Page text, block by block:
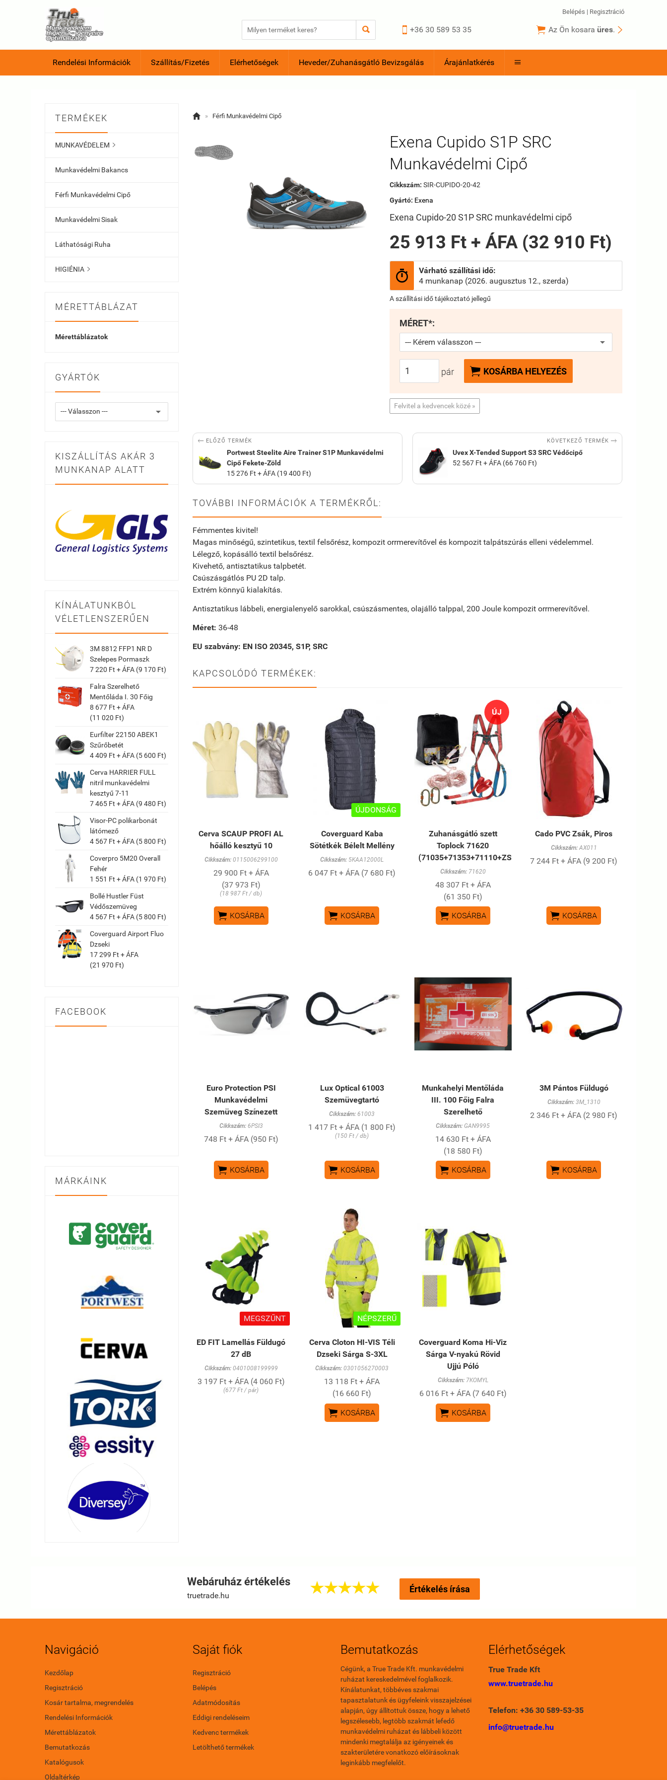
  +36 30 589 53 35  Az Ön kosara üres. 
Belépés | Regisztráció
Rendelési Információk Szállítás/Fizetés Elérhetőségek Heveder/Zuhanásgátló Bevizsgálás Árajánlatkérés 
TERMÉKEK
MUNKAVÉDELEM 
Munkavédelmi Bakancs
Férfi Munkavédelmi Cipő
Munkavédelmi Sisak
Láthatósági Ruha
HIGIÉNIA 
MÉRETTÁBLÁZAT
Mérettáblázatok
GYÁRTÓK
KISZÁLLÍTÁS AKÁR 3
MUNKANAP ALATT
KÍNÁLATUNKBÓL
VÉLETLENSZERŰEN
3M 8812 FFP1 NR D
Szelepes Pormaszk
7 220 Ft + ÁFA (9 170 Ft)
Falra Szerelhető
Mentőláda I. 30 Főig
8 677 Ft + ÁFA
(11 020 Ft)
Eurfilter 22150 ABEK1
Szűrőbetét
4 409 Ft + ÁFA (5 600 Ft)
Cerva HARRIER FULL
nitril munkavédelmi
kesztyű 7-11
7 465 Ft + ÁFA (9 480 Ft)
Visor-PC polikarbonát
látómező
4 567 Ft + ÁFA (5 800 Ft)
Coverpro 5M20 Overall
Fehér
1 551 Ft + ÁFA (1 970 Ft)
Bollé Hustler Füst
Védőszemüveg
4 567 Ft + ÁFA (5 800 Ft)
Coverguard Airport Fluo
Dzseki
17 299 Ft + ÁFA
(21 970 Ft)
FACEBOOK
MÁRKÁINK
 » Férfi Munkavédelmi Cipő
Exena Cupido S1P SRC
Munkavédelmi Cipő
Cikkszám: SIR-CUPIDO-20-42
Gyártó: Exena
Exena Cupido-20 S1P SRC munkavédelmi cipő
25 913 Ft + ÁFA (32 910 Ft)

Várható szállítási idő:
4 munkanap (2026. augusztus 12., szerda)
A szállítási idő tájékoztató jellegű
MÉRET*:
pár  KOSÁRBA HELYEZÉS
Felvitel a kedvencek közé »
 ELŐZŐ TERMÉK
Portwest Steelite Aire Trainer S1P Munkavédelmi
Cipő Fekete-Zöld
15 276 Ft + ÁFA (19 400 Ft)
KÖVETKEZŐ TERMÉK 
Uvex X-Tended Support S3 SRC Védőcipő
52 567 Ft + ÁFA (66 760 Ft)
TOVÁBBI INFORMÁCIÓK A TERMÉKRŐL:
Fémmentes kivitel!
Magas minőségű, szintetikus, textil felsőrész, kompozit orrmerevítővel és kompozit talpátszúrás elleni védelemmel.
Lélegző, kopásálló textil belsőrész.
Kivehető, antisztatikus talpbetét.
Csúszásgátlós PU 2D talp.
Extrém könnyű kialakítás.
Antisztatikus lábbeli, energialenyelő sarokkal, csúszásmentes, olajálló talppal, 200 Joule kompozit orrmerevítővel.
Méret: 36-48
EU szabvány: EN ISO 20345, S1P, SRC
KAPCSOLÓDÓ TERMÉKEK:
Cerva SCAUP PROFI AL
hőálló kesztyű 10
Cikkszám:0115006299100
29 900 Ft + ÁFA
(37 973 Ft)
(18 987 Ft / db)
 KOSÁRBA
ÚJDONSÁG
Coverguard Kaba
Sötétkék Bélelt Mellény
Cikkszám: 5KAA12000L
6 047 Ft + ÁFA (7 680 Ft)
 KOSÁRBA
ÚJ
Zuhanásgátló szett
Toplock 71620
(71035+71353+71110+ZSÁK)
Cikkszám:71620
48 307 Ft + ÁFA
(61 350 Ft)
 KOSÁRBA
Cado PVC Zsák, Piros
Cikkszám:AX011
7 244 Ft + ÁFA (9 200 Ft)
 KOSÁRBA
Euro Protection PSI
Munkavédelmi
Szemüveg Színezett
Cikkszám:6PSI3
748 Ft + ÁFA (950 Ft)
 KOSÁRBA
Lux Optical 61003
Szemüvegtartó
Cikkszám: 61003
1 417 Ft + ÁFA (1 800 Ft)
(150 Ft / db)
 KOSÁRBA
Munkahelyi Mentőláda
III. 100 Főig Falra
Szerelhető
Cikkszám: GAN9995
14 630 Ft + ÁFA
(18 580 Ft)
 KOSÁRBA
3M Pántos Füldugó
Cikkszám:3M_1310
2 346 Ft + ÁFA (2 980 Ft)
 KOSÁRBA
MEGSZŰNT
ED FIT Lamellás Füldugó
27 dB
Cikkszám:0401008199999
3 197 Ft + ÁFA (4 060 Ft)
(677 Ft / pár)
NÉPSZERŰ
Cerva Cloton HI-VIS Téli
Dzseki Sárga S-3XL
Cikkszám: 0301056270003
13 118 Ft + ÁFA
(16 660 Ft)
 KOSÁRBA
Coverguard Koma Hi-Viz
Sárga V-nyakú Rövid
Ujjú Póló
Cikkszám:7KOMYL
6 016 Ft + ÁFA (7 640 Ft)
 KOSÁRBA
Webáruház értékelés
truetrade.hu
 Értékelés írása
Navigáció
Kezdőlap
Regisztráció
Kosár tartalma, megrendelés
Rendelési Információk
Mérettáblázatok
Bemutatkozás
Katalógusok
Oldaltérkép
Saját fiók
Regisztráció
Belépés
Adatmódosítás
Eddigi rendeléseim
Kedvenc termékek
Letölthető termékek
Bemutatkozás
Cégünk, a True Trade Kft. munkavédelmi
ruházat kereskedelmével foglalkozik.
Kínálatunkat, többéves szakmai
tapasztalatunk és ügyfeleink visszajelzései
alapján, úgy állítottuk össze, hogy a lehető
legszélesebb, legtöbb szakmát lefedő
munkavédelmi ruházat és lábbeli között
mindenki megtalálja az igényeinek és
szakterületére vonatkozó előírásoknak
leginkább megfelelőt.
Elérhetőségek
True Trade Kft
www.truetrade.hu
Telefon: +36 30 589-53-35
info@truetrade.hu